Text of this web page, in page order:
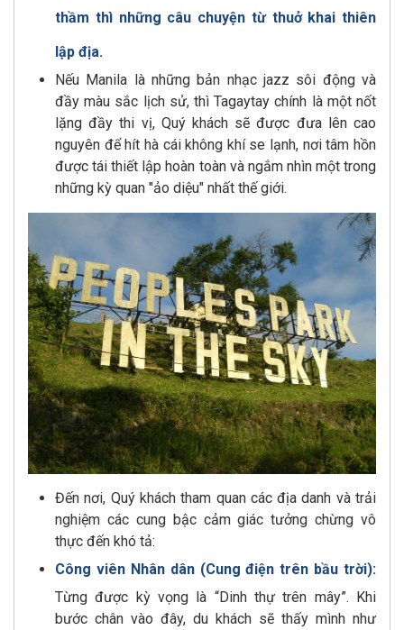
thầm thì những câu chuyện từ thuở khai thiên
lập địa.
Nếu Manila là những bản nhạc jazz sôi động và
đầy màu sắc lịch sử, thì Tagaytay chính là một nốt
lặng đầy thi vị, Quý khách sẽ được đưa lên cao
nguyên để hít hà cái không khí se lạnh, nơi tâm hồn
được tái thiết lập hoàn toàn và ngắm nhìn một trong
những kỳ quan "ảo diệu" nhất thế giới.
Đến nơi, Quý khách tham quan các địa danh và trải
nghiệm các cung bậc cảm giác tưởng chừng vô
thực đến khó tả:
Công viên Nhân dân (Cung điện trên bầu trời):
Từng được kỳ vọng là “Dinh thự trên mây”. Khi
bước chân vào đây, du khách sẽ thấy mình như